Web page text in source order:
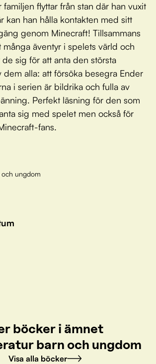
flyttar från stan där han vuxit
kan han hålla kontakten med sitt
genom Minecraft! Tillsammans
äventyr i spelets värld och
sig för att anta den största
dem alla: att försöka besegra Ender
i serien är bildrika och fulla av
Perfekt läsning för den som
sig med spelet men också för
fans.
ungdom
böcker i ämnet
barn och ungdom
Visa alla böcker